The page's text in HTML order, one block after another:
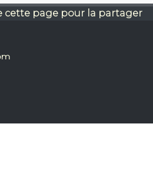
cette page pour la partager